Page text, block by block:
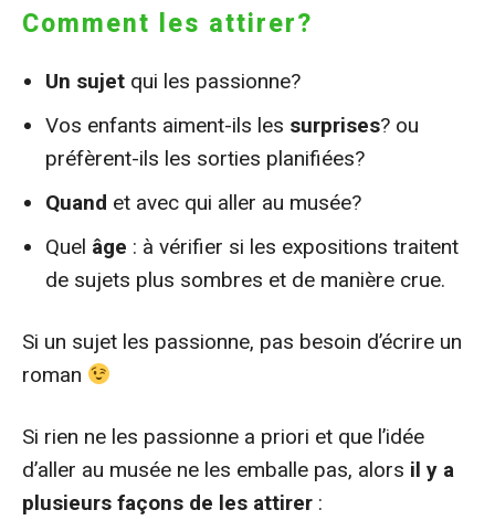
Comment les attirer?
Un sujet qui les passionne?
Vos enfants aiment-ils les surprises? ou
préfèrent-ils les sorties planifiées?
Quand et avec qui aller au musée?
Quel âge : à vérifier si les expositions traitent
de sujets plus sombres et de manière crue.
Si un sujet les passionne, pas besoin d’écrire un
roman
Si rien ne les passionne a priori et que l’idée
d’aller au musée ne les emballe pas, alors il y a
plusieurs façons de les attirer :